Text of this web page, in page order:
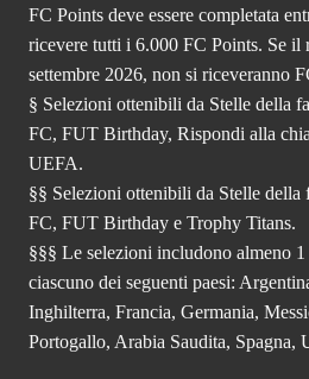
FC Points deve essere completata
ricevere tutti i 6.000 FC Points. Se il
settembre 2026, non si riceveranno
§ Selezioni ottenibili da Stelle della
FC, FUT Birthday, Rispondi alla
UEFA.
§§ Selezioni ottenibili da Stelle della
FC, FUT Birthday e Trophy Titans.
§§§ Le selezioni includono almeno
ciascuno dei seguenti paesi:
Inghilterra, Francia, Germania,
Portogallo, Arabia Saudita, Spagna,